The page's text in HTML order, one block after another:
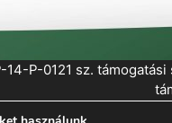
P-0121 sz.